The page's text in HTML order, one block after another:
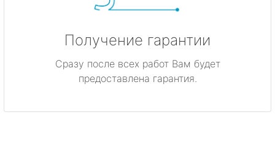
Получение гарантии
Сразу после всех работ Вам будет
предоставлена гарантия.